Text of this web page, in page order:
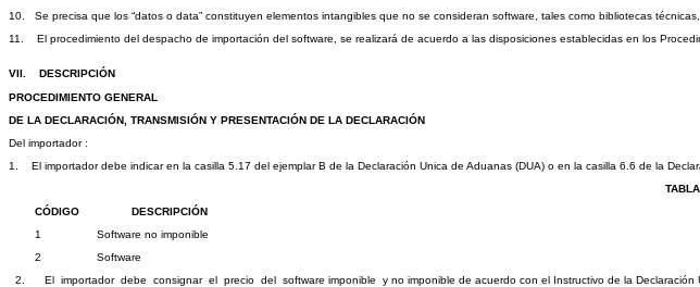
10. Se precisa que los “datos o data” constituyen elementos intangibles que no se consideran software, tales como bibliotecas
11. El procedimiento del despacho de importación del software, se realizará de acuerdo a las disposiciones establecidas en los
VII. DESCRIPCIÓN
PROCEDIMIENTO GENERAL
DE LA DECLARACIÓN, TRANSMISIÓN Y PRESENTACIÓN DE LA DECLARACIÓN
Del importador :
1. El importador debe indicar en la casilla 5.17 del ejemplar B de la Declaración Unica de Aduanas (DUA) o en la casilla 6.6 de la
CÓDIGO DESCRIPCIÓN
1 Software no imponible
2 Software
2. El importador debe consignar el precio del software imponible y no imponible de acuerdo con el Instructivo de la Declaración